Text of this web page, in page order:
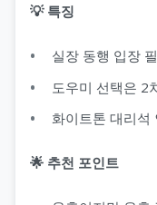
💡 특징
실장 동행 입장
도우미 선택은 2
화이트톤 대리석
🌟 추천 포인트